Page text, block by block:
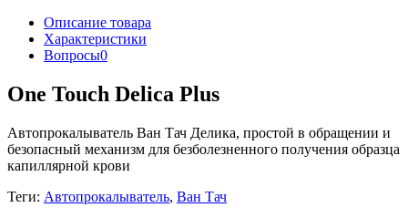
Описание товара
Характеристики
Вопросы0
One Touch Delica Plus
Автопрокалыватель Ван Тач Делика, простой в обращении и
безопасный механизм для безболезненного получения образца
капиллярной крови
Теги: Автопрокалыватель, Ван Тач